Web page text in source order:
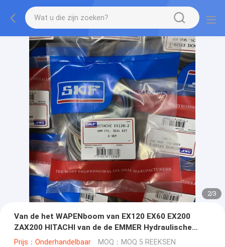
2/3
Van de het WAPENboom van EX120 EX60 EX200
ZAX200 HITACHI van de de EMMER Hydraulische
Cilinder de Verbindingsuitrustingen
Prijs：Onderhandelbaar MOQ：MOQ 5 REEKSEN